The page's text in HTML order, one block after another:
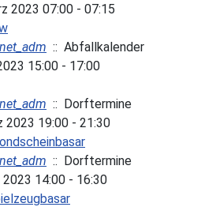
2023 07:00 - 07:15
:: Abfallkalender
15:00 - 17:00
:: Dorftermine
2023 19:00 - 21:30
:: Dorftermine
14:00 - 16:30